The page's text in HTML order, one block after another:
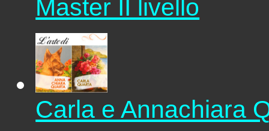
Master II livello
Carla e Annachiara